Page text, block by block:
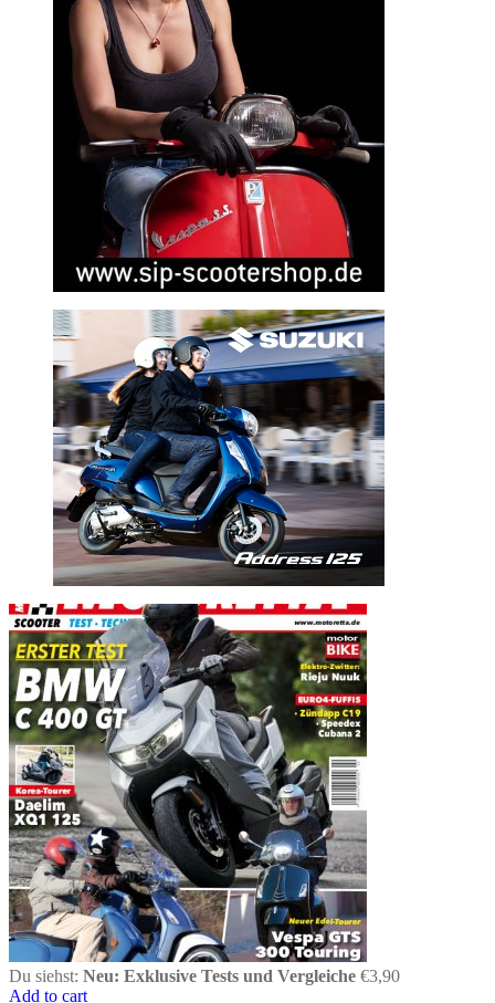
Du siehst: Neu: Exklusive Tests und Vergleiche €3,90
Add to cart